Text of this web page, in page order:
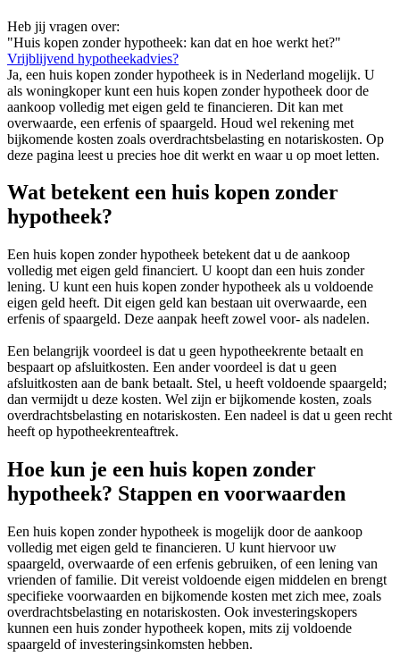
Heb jij vragen over:
"Huis kopen zonder hypotheek: kan dat en hoe werkt het?"
Vrijblijvend hypotheekadvies?
Ja, een huis kopen zonder hypotheek is in Nederland mogelijk. U
als woningkoper kunt een huis kopen zonder hypotheek door de
aankoop volledig met eigen geld te financieren. Dit kan met
overwaarde, een erfenis of spaargeld. Houd wel rekening met
bijkomende kosten zoals overdrachtsbelasting en notariskosten. Op
deze pagina leest u precies hoe dit werkt en waar u op moet letten.
Wat betekent een huis kopen zonder
hypotheek?
Een huis kopen zonder hypotheek betekent dat u de aankoop
volledig met eigen geld financiert. U koopt dan een huis zonder
lening. U kunt een huis kopen zonder hypotheek als u voldoende
eigen geld heeft. Dit eigen geld kan bestaan uit overwaarde, een
erfenis of spaargeld. Deze aanpak heeft zowel voor- als nadelen.
Een belangrijk voordeel is dat u geen hypotheekrente betaalt en
bespaart op afsluitkosten. Een ander voordeel is dat u geen
afsluitkosten aan de bank betaalt. Stel, u heeft voldoende spaargeld;
dan vermijdt u deze kosten. Wel zijn er bijkomende kosten, zoals
overdrachtsbelasting en notariskosten. Een nadeel is dat u geen recht
heeft op hypotheekrenteaftrek.
Hoe kun je een huis kopen zonder
hypotheek? Stappen en voorwaarden
Een huis kopen zonder hypotheek is mogelijk door de aankoop
volledig met eigen geld te financieren. U kunt hiervoor uw
spaargeld, overwaarde of een erfenis gebruiken, of een lening van
vrienden of familie. Dit vereist voldoende eigen middelen en brengt
specifieke voorwaarden en bijkomende kosten met zich mee, zoals
overdrachtsbelasting en notariskosten. Ook investeringskopers
kunnen een huis zonder hypotheek kopen, mits zij voldoende
spaargeld of investeringsinkomsten hebben.